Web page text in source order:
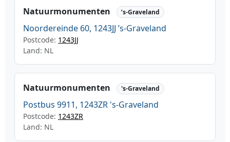
Natuurmonumenten ’s-Graveland
Noordereinde 60, 1243JJ ’s-Graveland
Postcode: 1243JJ
Land: NL
Natuurmonumenten 's-Graveland
Postbus 9911, 1243ZR 's-Graveland
Postcode: 1243ZR
Land: NL